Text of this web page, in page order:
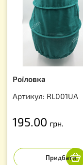
Роїловка
Артикул: RL001UA
195.00 грн.